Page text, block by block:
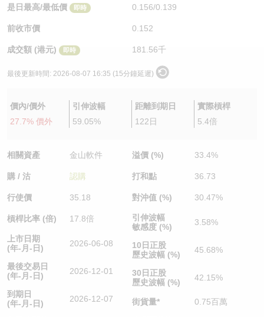
是日最高/最低價 即時 0.156/0.139
前收市價 0.152
成交額 (港元) 即時 181.56千
最後更新時間: 2026-08-07 16:35 (15分鐘延遲)
價內/價外
27.7% 價外
引伸波幅
59.05%
距離到期日
122日
實際槓桿
5.4倍
相關資產 金山軟件
購 / 沽 認購
行使價 35.18
槓桿比率 (倍) 17.8倍
上市日期
(年-月-日)
2026-06-08
最後交易日
(年-月-日)
2026-12-01
到期日
(年-月-日)
2026-12-07
溢價 (%) 33.4%
打和點 36.73
對沖值 (%) 30.47%
引伸波幅
敏感度 (%)
3.58%
10日正股
歷史波幅 (%)
45.68%
30日正股
歷史波幅 (%)
42.15%
街貨量* 0.75百萬
認股證/牛熊證日誌
認股證文件及公告
牛熊證到期結算價查詢
牛熊證分析儀
中資ETFs溢價比較
AH 股價對照